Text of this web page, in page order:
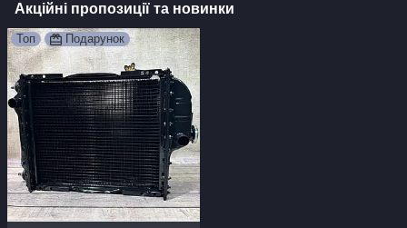
Акційні пропозиції та новинки
Топ Подарунок